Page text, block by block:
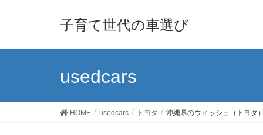
子育て世代の車選び
usedcars
HOME usedcars トヨタ 沖縄県のウィッシュ（トヨタ